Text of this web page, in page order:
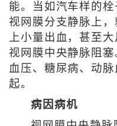
能。当如汽车样的
视网膜分支静脉上
上小量出血，甚至
视网膜中央静脉阻
血压、糖尿病、动脉
起。
病因病机